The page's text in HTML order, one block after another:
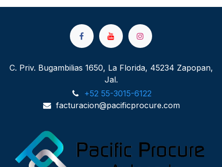
C. Priv. Bugambilias 1650, La Florida, 45234 Zapopan,
Jal.
+52 55-3015-6122
facturacion@pacificprocure.com